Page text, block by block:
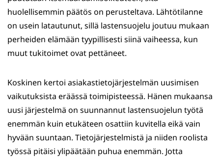
huolellisemmin päätös on perusteltava. Lähtötilanne
on usein latautunut, sillä lastensuojelu joutuu mukaan
perheiden elämään tyypillisesti siinä vaiheessa, kun
muut tukitoimet ovat pettäneet.
Koskinen kertoi asiakastietojärjestelmän uusimisen
vaikutuksista eräässä toimipisteessä. Hänen mukaansa
uusi järjestelmä on suunnannut lastensuojelun työtä
enemmän kuin etukäteen osattiin kuvitella eikä vain
hyvään suuntaan. Tietojärjestelmistä ja niiden roolista
työssä pitäisi ylipäätään puhua enemmän. Jotta